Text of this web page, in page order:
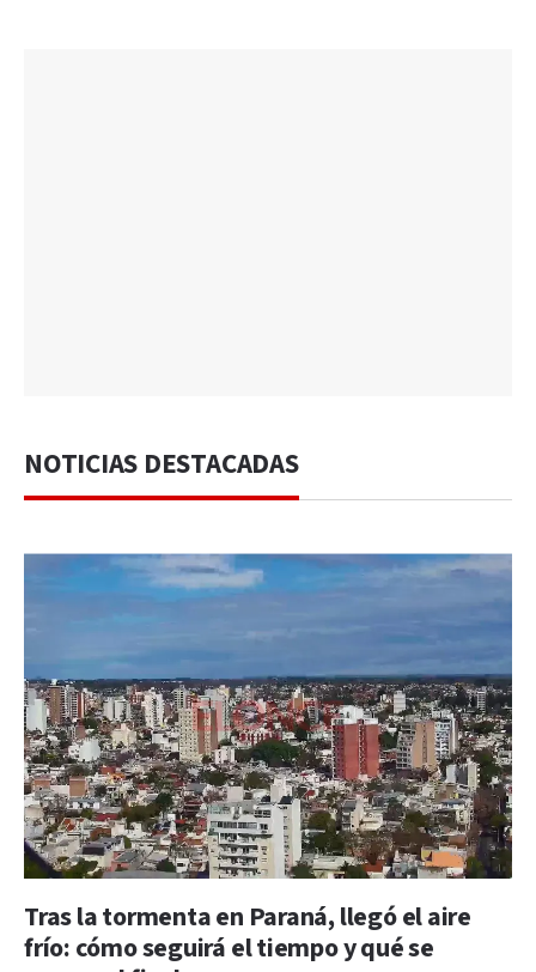
NOTICIAS DESTACADAS
Tras la tormenta en Paraná, llegó el aire
frío: cómo seguirá el tiempo y qué se